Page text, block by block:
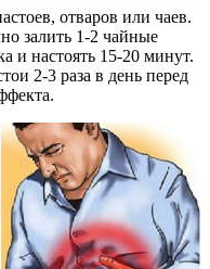
отваров или чаев.
залить 1-2 чайные
и настоять 15-20 минут.
2-3 раза в день перед